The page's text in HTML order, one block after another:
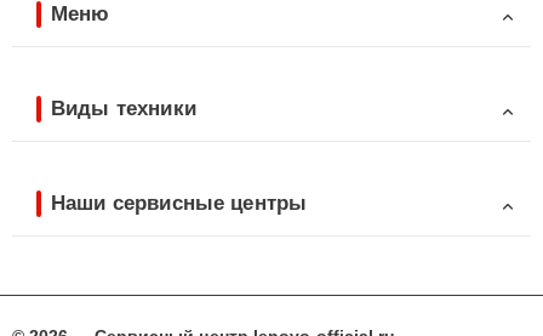
Меню
Виды техники
Наши сервисные центры